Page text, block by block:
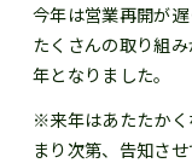
今年は営業再開が
たくさんの取り組
年となりました。
※来年はあたたか
まり次第、告知させ